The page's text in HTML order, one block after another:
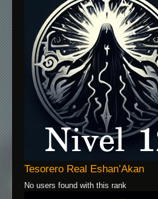
Tesorero Real Eshan’Akan
No users found with this rank